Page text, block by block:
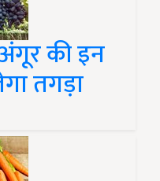
की इन
तगड़ा